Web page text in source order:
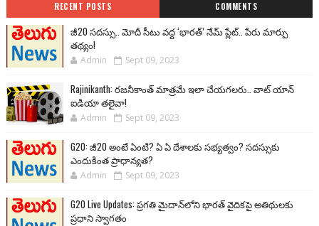
RECENT POSTS COMMENTS
జీ20 సదస్సు.. మోదీ సీటు వద్ద ‘భారత్’ నేమ్ ప్లేట్‌.. పేరు మార్పు
తథ్యం!
Admin Sept 09, 2023
Rajinikanth: రజనీకాంత్ మాత్రమే ఇలా చేయగలరు.. వాట్ యాన్
ఐడియా తలైవా!
Admin Sept 09, 2023
G20: జీ20 అంటే ఏంటి? ఏ ఏ దేశాలకు సభ్యత్వం? సదస్సుకు
ఎందుకింత ప్రాధాన్యత?
Admin Sept 09, 2023
G20 Live Updates: ప్రగతి మైదాన్‌లోని భారత్ వైదికపై అతిథులకు
ప్రధాని స్వాగతం